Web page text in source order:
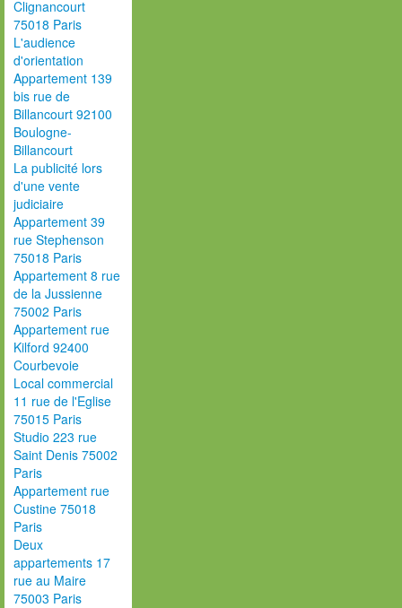
Clignancourt
75018 Paris
L'audience
d'orientation
Appartement 139
bis rue de
Billancourt 92100
Boulogne-
Billancourt
La publicité lors
d'une vente
judiciaire
Appartement 39
rue Stephenson
75018 Paris
Appartement 8 rue
de la Jussienne
75002 Paris
Appartement rue
Kilford 92400
Courbevoie
Local commercial
11 rue de l'Eglise
75015 Paris
Studio 223 rue
Saint Denis 75002
Paris
Appartement rue
Custine 75018
Paris
Deux
appartements 17
rue au Maire
75003 Paris